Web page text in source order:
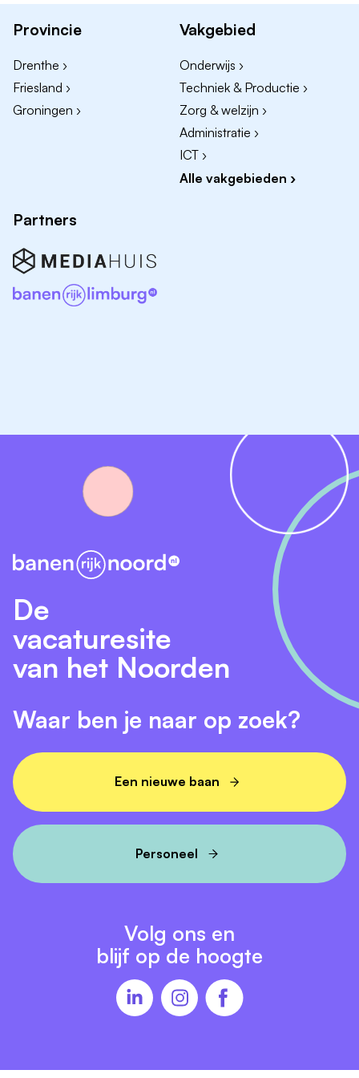
Je bent klantvriendelijk en communicatief vaardig;
Je kunt werken met digitale
communicatiemiddelen (bijv. iPad).
Een zelfstandige en afwisselende functie;
Werken aan mooie projecten bij klanten;
Arbeidsvoorwaarden volgens de bouw-cao;
Een betrokken en nuchter team;
Mogelijkheden om jezelf verder te ontwikkelen.
contact op met Marlon Duiven via telefoonnummer
m.duiven@bouwcenterconcordia.nl
Provincie
Drenthe ›
Friesland ›
Groningen ›
Vakgebied
Onderwijs ›
Techniek & Productie ›
Zorg & welzijn ›
Administratie ›
ICT ›
Alle vakgebieden ›
Partners
De
vacaturesite
van het Noorden
Waar ben je naar op zoek?
Een nieuwe baan
Personeel
Volg ons en
blijf op de hoogte